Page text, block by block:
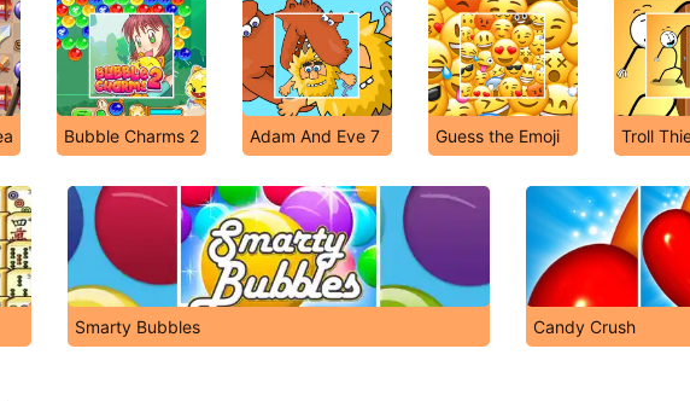
Bubble Charms 2 Adam And Eve 7 Guess the Emoji Troll
Smarty Bubbles Candy Crush